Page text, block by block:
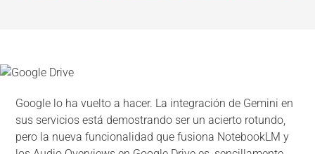
Google lo ha vuelto a hacer. La integración de Gemini en
sus servicios está demostrando ser un acierto rotundo,
pero la nueva funcionalidad que fusiona NotebookLM y